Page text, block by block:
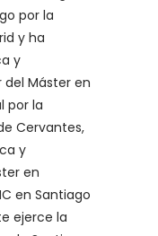
por la
y ha
y
del Máster en
por la
Cervantes,
y
en
en Santiago
ejerce la